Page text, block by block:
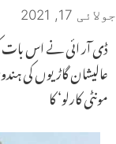
جولائی 17, 2021
ڈی آر ائی نے اس بات
عالیشان گاڑیوں کی
مونٹی کارلو‘ کا